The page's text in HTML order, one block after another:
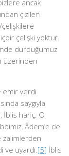
ancak
çizilen
/çelişkilere
çelişki yoktur.
durduğumuz
üzerinden
emir verdi
saygıyla
İblis hariç. O
Âdem’e de
zalimlerden
ve uyardı.[5] İblis